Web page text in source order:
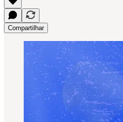
Compartilhar